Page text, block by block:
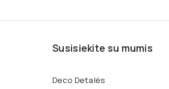
Susisiekite su mumis
Deco Detalės